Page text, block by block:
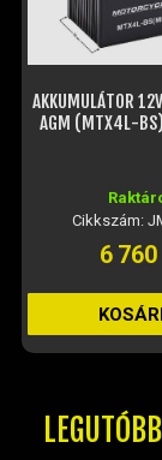
AKKUMULÁTOR
AGM (MTX4L-
Cikkszám:
6